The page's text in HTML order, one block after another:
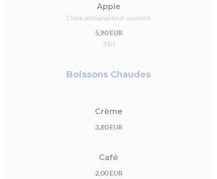
Appie
Cidre artisanal brut ou poiré
5,90 EUR
33cl
Boissons Chaudes
Crème
3,80 EUR
Café
2,00 EUR